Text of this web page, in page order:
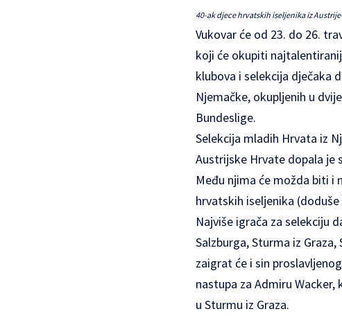
40-ak djece hrvatskih iseljenika iz
Vukovar će od 23. do 26.
koji će okupiti
klubova i selekcija dječaka
Njemačke, okupljenih u
Bundeslige.
Selekcija mladih Hrvata iz
Austrijske Hrvate dopala je
Među njima će možda biti i
hrvatskih iseljenika
Najviše igrača za selekciju
Salzburga, Sturma iz
zaigrat će i sin
nastupa za Admiru
u Sturmu iz Graza.